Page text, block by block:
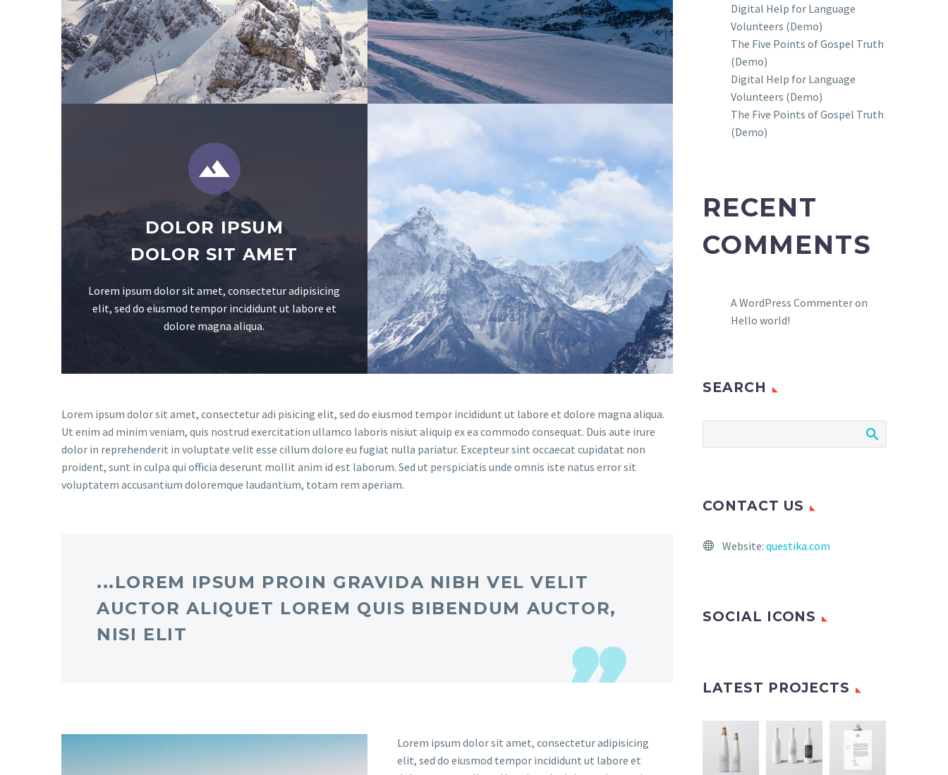
DOLOR IPSUM
DOLOR SIT AMET
Lorem ipsum dolor sit amet, consectetur adipisicing
elit, sed do eiusmod tempor incididunt ut labore et
dolore magna aliqua.
Lorem ipsum dolor sit amet, consectetur adi pisicing elit, sed do eiusmod tempor incididunt ut labore et dolore magna aliqua.
Ut enim ad minim veniam, quis nostrud exercitation ullamco laboris nisiut aliquip ex ea commodo consequat. Duis aute irure
dolor in reprehenderit in voluptate velit esse cillum dolore eu fugiat nulla pariatur. Excepteur sint occaecat cupidatat non
proident, sunt in culpa qui officia deserunt mollit anim id est laborum. Sed ut perspiciatis unde omnis iste natus error sit
voluptatem accusantium doloremque laudantium, totam rem aperiam.
...LOREM IPSUM PROIN GRAVIDA NIBH VEL VELIT
AUCTOR ALIQUET LOREM QUIS BIBENDUM AUCTOR,
NISI ELIT
Lorem ipsum dolor sit amet, consectetur adipisicing
elit, sed do eiusmod tempor incididunt ut labore et
Digital Help for Language
Volunteers (Demo)
The Five Points of Gospel Truth
(Demo)
Digital Help for Language
Volunteers (Demo)
The Five Points of Gospel Truth
(Demo)
RECENT
COMMENTS
A WordPress Commenteron
Hello world!
SEARCH
CONTACT US
Website: questika.com
SOCIAL ICONS
LATEST PROJECTS